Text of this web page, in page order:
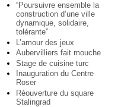
“Poursuivre ensemble la
construction d’une ville
dynamique, solidaire,
tolérante”
L’amour des jeux
Aubervilliers fait mouche
Stage de cuisine turc
Inauguration du Centre
Roser
Réouverture du square
Stalingrad